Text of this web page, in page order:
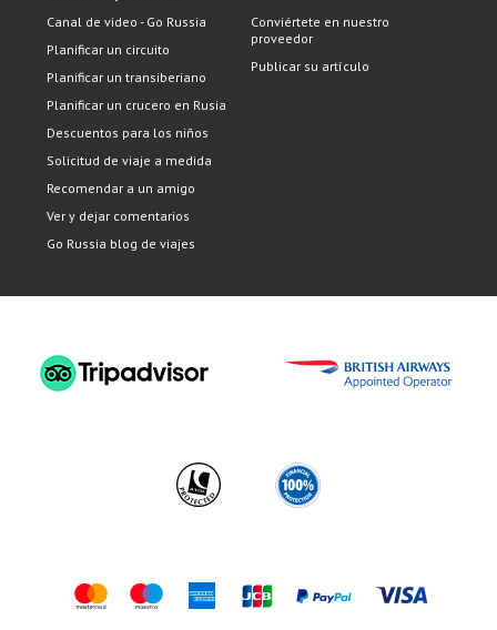
Canal de video - Go Russia
Planificar un circuito
Planificar un transiberiano
Planificar un crucero en Rusia
Descuentos para los niños
Solicitud de viaje a medida
Recomendar a un amigo
Ver y dejar comentarios
Go Russia blog de viajes
Conviértete en nuestro
proveedor
Publicar su artículo